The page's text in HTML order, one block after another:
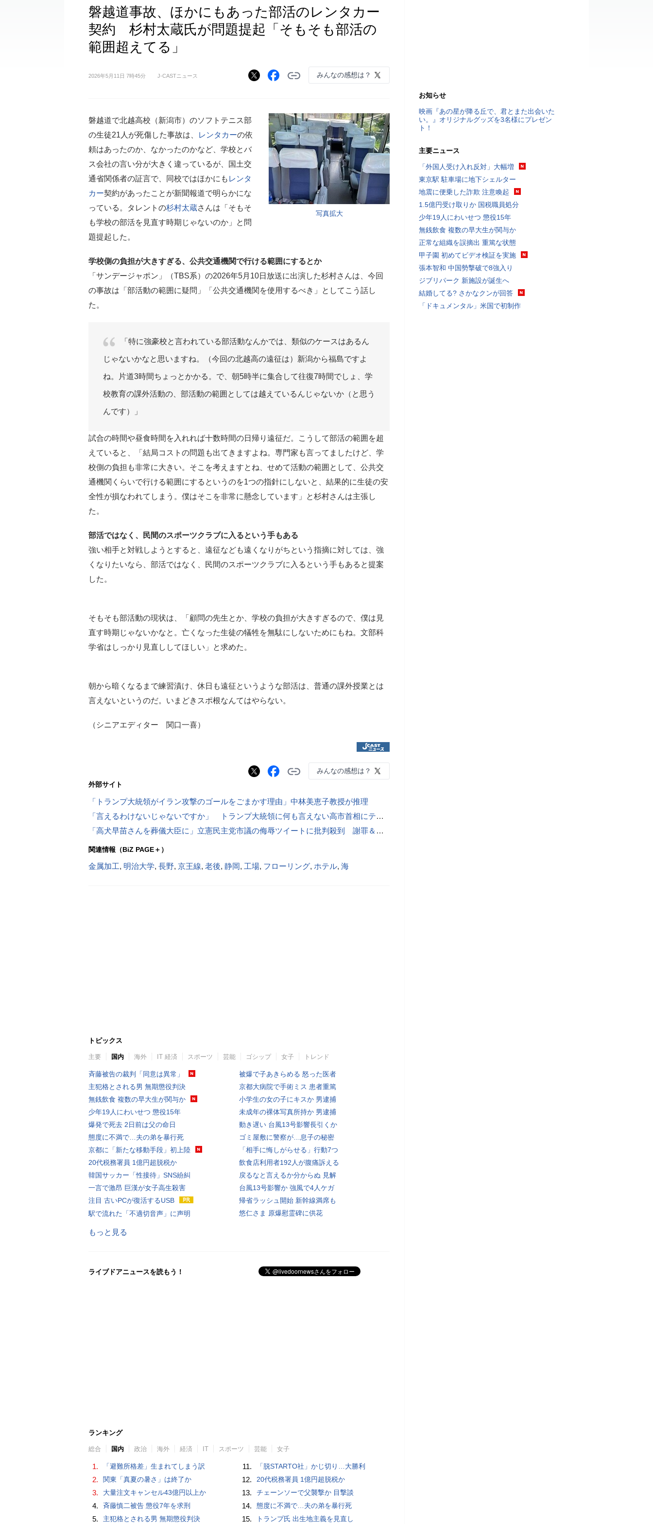
磐越道事故、ほかにもあった部活のレンタカー
契約 杉村太蔵氏が問題提起「そもそも部活の
範囲超えてる」
2026年5月11日 7時45分 J-CASTニュース みんなの感想は？
写真拡大
磐越道で北越高校（新潟市）のソフトテニス部
の生徒21人が死傷した事故は、
レンタカーの依
頼はあったのか、なかったのかなど、学校とバ
ス会社の言い分が大きく違っているが、国土交
通省関係者の証言で、同校ではほかにも レンタ
カー契約があったことが新聞報道で明らかにな
っている。タレントの杉村太蔵さんは「そもそ
も学校の部活を見直す時期じゃないのか」と問
題提起した。
学校側の負担が大きすぎる、公共交通機関で行ける範囲にするとか
「サンデージャポン」（TBS系）の2026年5月10日放送に出演した杉村さんは、今回
の事故は「部活動の範囲に疑問」「公共交通機関を使用するべき」としてこう話し
た。
「特に強豪校と言われている部活動なんかでは、類似のケースはあるん
じゃないかなと思いますね。（今回の北越高の遠征は）新潟から福島ですよ
ね。片道3時間ちょっとかかる。で、朝5時半に集合して往復7時間でしょ、学
校教育の課外活動の、部活動の範囲としては越えているんじゃないか（と思う
んです）」
試合の時間や昼食時間を入れれば十数時間の日帰り遠征だ。こうして部活の範囲を超
えていると、「結局コストの問題も出てきますよね。専門家も言ってましたけど、学
校側の負担も非常に大きい。そこを考えますとね、せめて活動の範囲として、公共交
通機関くらいで行ける範囲にするというのを1つの指針にしないと、結果的に生徒の安
全性が損なわれてしまう。僕はそこを非常に懸念しています」と杉村さんは主張し
た。
部活ではなく、民間のスポーツクラブに入るという手もある
強い相手と対戦しようとすると、遠征なども遠くなりがちという指摘に対しては、強
くなりたいなら、部活ではなく、民間のスポーツクラブに入るという手もあると提案
した。
そもそも部活動の現状は、「顧問の先生とか、学校の負担が大きすぎるので、僕は見
直す時期じゃないかなと。亡くなった生徒の犠牲を無駄にしないためにもね。文部科
学省はしっかり見直ししてほしい」と求めた。
朝から暗くなるまで練習漬け、休日も遠征というような部活は、普通の課外授業とは
言えないというのだ。いまどきスポ根なんてはやらない。
（シニアエディター 関口一喜）
みんなの感想は？
外部サイト
「トランプ大統領がイラン攻撃のゴールをごまかす理由」中林美恵子教授が推理
「言えるわけないじゃないですか」 トランプ大統領に何も言えない高市首相にテーブルをバンッと叩いた人
「高犬早苗さんを葬儀大臣に」立憲民主党市議の侮辱ツイートに批判殺到 謝罪＆離党表明も反発続く
関連情報（BiZ PAGE＋）
金属加工, 明治大学, 長野, 京王線, 老後, 静岡, 工場, フローリング, ホテル, 海
トピックス
主要 国内 海外 IT 経済 スポーツ 芸能 ゴシップ 女子 トレンド
斉藤被告の裁判「同意は異常」
主犯格とされる男 無期懲役判決
無銭飲食 複数の早大生が関与か
少年19人にわいせつ 懲役15年
爆発で死去 2日前は父の命日
態度に不満で…夫の弟を暴行死
京都に「新たな移動手段」初上陸
20代税務署員 1億円超脱税か
韓国サッカー「性接待」SNS紛糾
一言で激昂 巨漢が女子高生殺害
注目 古いPCが復活するUSB
駅で流れた「不適切音声」に声明
被爆で子あきらめる 怒った医者
京都大病院で手術ミス 患者重篤
小学生の女の子にキスか 男逮捕
未成年の裸体写真所持か 男逮捕
動き遅い 台風13号影響長引くか
ゴミ屋敷に警察が…息子の秘密
「相手に悔しがらせる」行動7つ
飲食店利用者192人が腹痛訴える
戻るなと言えるか分からぬ 見解
台風13号影響か 強風で4人ケガ
帰省ラッシュ開始 新幹線満席も
悠仁さま 原爆慰霊碑に供花
もっと見る
ライブドアニュースを読もう！
ランキング
総合 国内 政治 海外 経済 IT スポーツ 芸能 女子
1. 「避難所格差」生まれてしまう訳
2. 関東「真夏の暑さ」は終了か
3. 大量注文キャンセル43億円以上か
4. 斉藤慎二被告 懲役7年を求刑
5. 主犯格とされる男 無期懲役判決
11. 「脱STARTO社」かじ切り…大勝利
12. 20代税務署員 1億円超脱税か
13. チェーンソーで父襲撃か 目撃談
14. 態度に不満で…夫の弟を暴行死
15. トランプ氏 出生地主義を見直し
お知らせ
映画『あの星が降る丘で、君とまた出会いた
い。』オリジナルグッズを3名様にプレゼン
ト！
主要ニュース
「外国人受け入れ反対」大幅増
東京駅 駐車場に地下シェルター
地震に便乗した詐欺 注意喚起
1.5億円受け取りか 国税職員処分
少年19人にわいせつ 懲役15年
無銭飲食 複数の早大生が関与か
正常な組織を誤摘出 重篤な状態
甲子園 初めてビデオ検証を実施
張本智和 中国勢撃破で8強入り
ジブリパーク 新施設が誕生へ
結婚してる? さかなクンが回答
「ドキュメンタル」米国で初制作